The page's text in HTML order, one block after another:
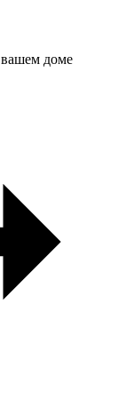
вашем доме